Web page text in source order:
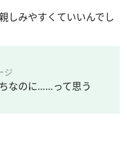
みやすくていいんでし
ジ
なのに……って思う